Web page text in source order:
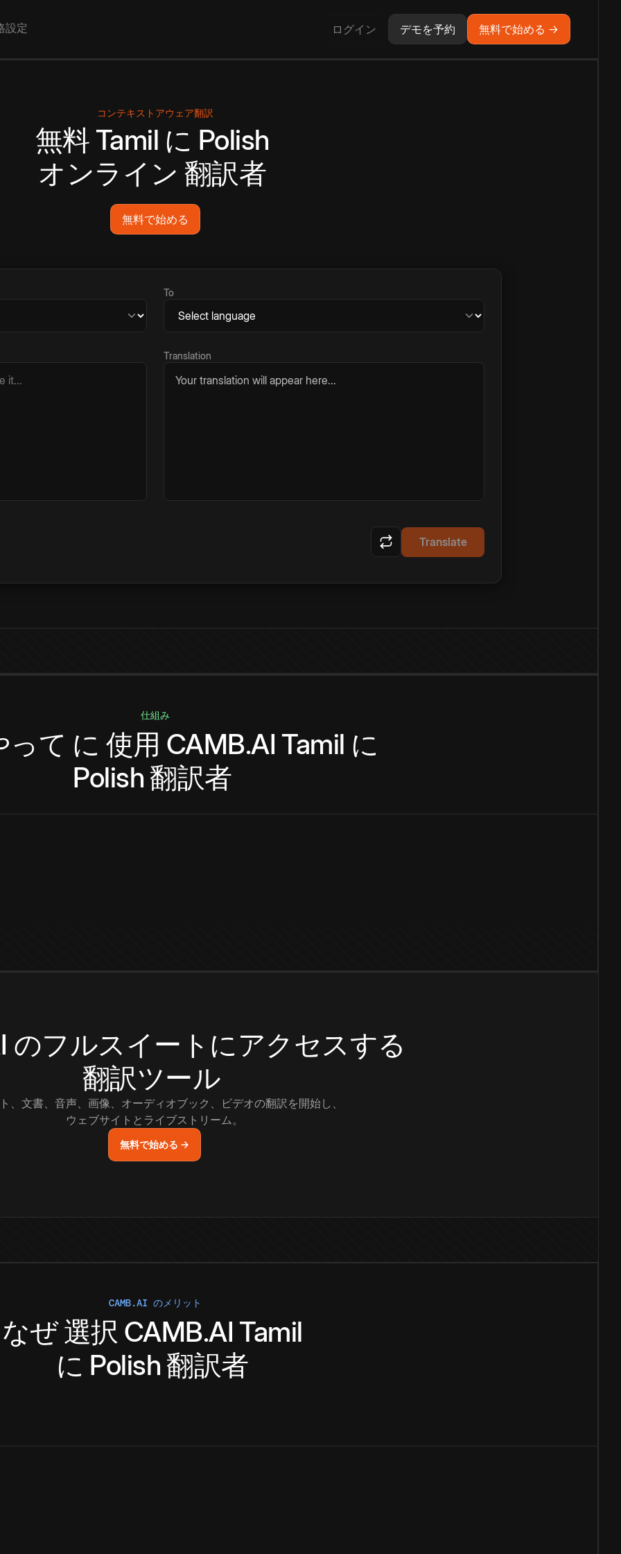
設定 ログイン デモを予約 無料で始める →
コンテキストアウェア翻訳
無料 Tamil に Polish
オンライン 翻訳者
無料で始める
To
Translation
Your translation will appear here...
Translate
仕組み
って に 使用 CAMB.AI Tamil に
Polish 翻訳者
のフルスイートにアクセスする
翻訳ツール
、文書、音声、画像、オーディオブック、ビデオの翻訳を開始し、
ウェブサイトとライブストリーム。
無料で始める →
CAMB.AI のメリット
なぜ選択 CAMB.AI Tamil
に Polish 翻訳者